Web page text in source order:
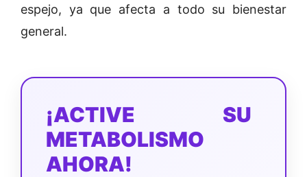
espejo, ya que afecta a todo su bienestar
general.
¡ACTIVE SU
METABOLISMO
AHORA!